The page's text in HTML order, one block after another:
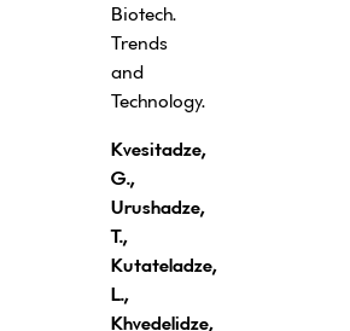
Biotech.
Trends
and
Technology.
Kvesitadze,
G.,
Urushadze,
T.,
Kutateladze,
L.,
Khvedelidze,